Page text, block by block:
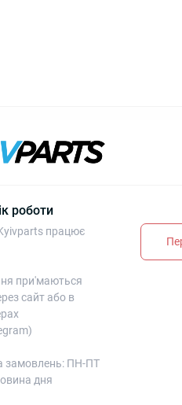
роботи
працює
при'маються
сайт або в
замовлень: ПН-ПТ
дня